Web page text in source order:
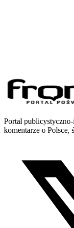
Portal
komentarze o